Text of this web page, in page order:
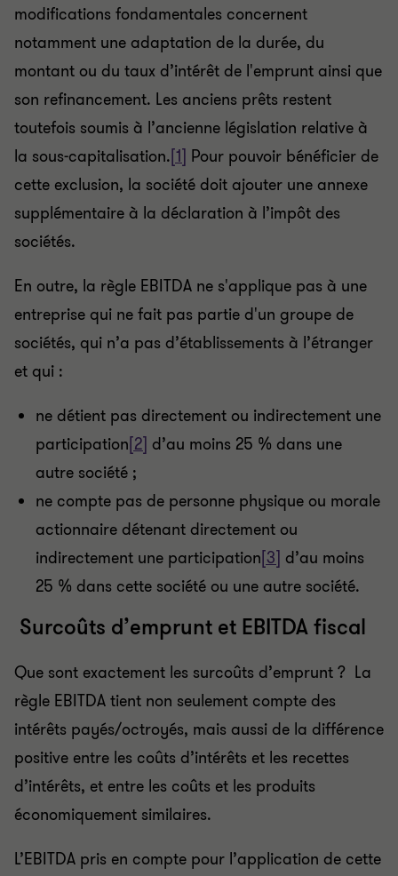
modifications fondamentales concernent
notamment une adaptation de la durée, du
montant ou du taux d’intérêt de l'emprunt ainsi que
son refinancement. Les anciens prêts restent
toutefois soumis à l’ancienne législation relative à
la sous-capitalisation.[1] Pour pouvoir bénéficier de
cette exclusion, la société doit ajouter une annexe
supplémentaire à la déclaration à l’impôt des
sociétés.
En outre, la règle EBITDA ne s'applique pas à une
entreprise qui ne fait pas partie d'un groupe de
sociétés, qui n’a pas d’établissements à l’étranger
et qui :
ne détient pas directement ou indirectement une
participation[2] d’au moins 25 % dans une
autre société ;
ne compte pas de personne physique ou morale
actionnaire détenant directement ou
indirectement une participation[3] d’au moins
25 % dans cette société ou une autre société.
Surcoûts d’emprunt et EBITDA fiscal
Que sont exactement les surcoûts d’emprunt ? La
règle EBITDA tient non seulement compte des
intérêts payés/octroyés, mais aussi de la différence
positive entre les coûts d’intérêts et les recettes
d’intérêts, et entre les coûts et les produits
économiquement similaires.
L’EBITDA pris en compte pour l’application de cette